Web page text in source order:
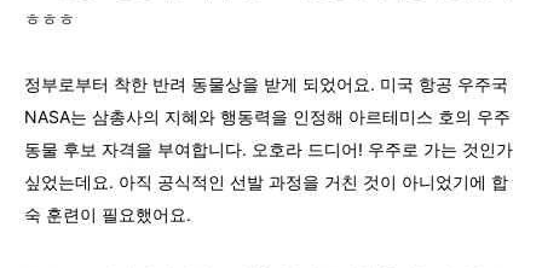
ㅎㅎㅎ
정부로부터 착한 반려 동물상을 받게 되었어요. 미국 항공 우주국
NASA는 삼총사의 지혜와 행동력을 인정해 아르테미스 호의 우주
동물 후보 자격을 부여합니다. 오호라 드디어! 우주로 가는 것인가
싶었는데요. 아직 공식적인 선발 과정을 거친 것이 아니었기에 합
숙 훈련이 필요했어요.